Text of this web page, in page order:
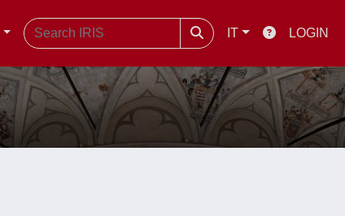
IT LOGIN